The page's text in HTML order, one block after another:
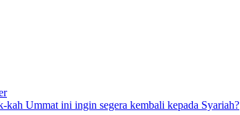
kah Ummat ini ingin segera kembali kepada Syariah?